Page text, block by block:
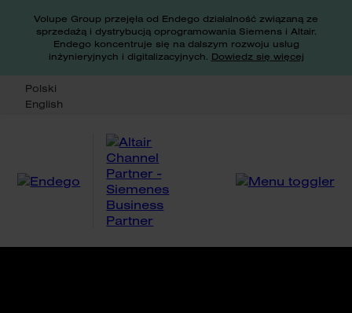
Volupe Group przejęła od Endego działalność związaną ze
sprzedażą i dystrybucją oprogramowania Siemens i Altair.
Endego koncentruje się na dalszym rozwoju usług
inżynieryjnych i digitalizacyjnych. Dowiedz się więcej
Polski
English